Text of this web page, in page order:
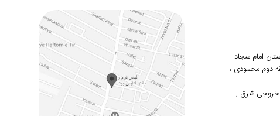
امام سجاد
طبقه دوم محمودی ،
خروجی شرق ,